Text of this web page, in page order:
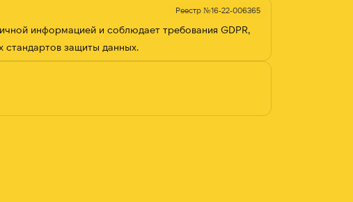
Реестр №16-22-006365
информацией и соблюдает требования GDPR,
стандартов защиты данных.